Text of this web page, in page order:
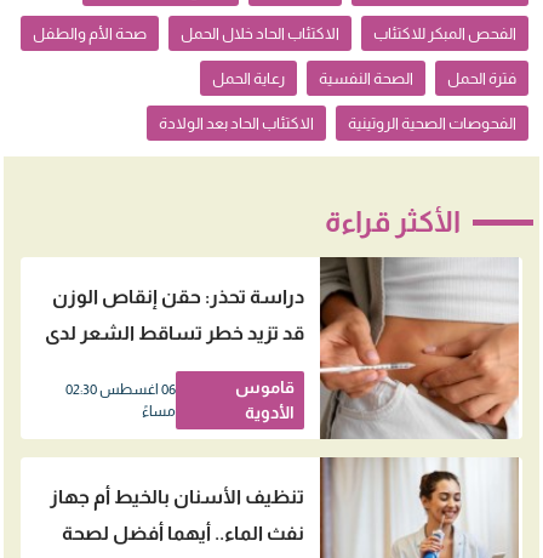
الفحص المبكر للاكتئاب الاكتئاب الحاد خلال الحمل صحة الأم والطفل
فترة الحمل الصحة النفسية رعاية الحمل
الفحوصات الصحية الروتينية الاكتئاب الحاد بعد الولادة
الأكثر قراءة
دراسة تحذر: حقن إنقاص الوزن
قد تزيد خطر تساقط الشعر لدى
النساء
قاموس
الأدوية
06 اغسطس 02:30
مساءً
تنظيف الأسنان بالخيط أم جهاز
نفث الماء.. أيهما أفضل لصحة